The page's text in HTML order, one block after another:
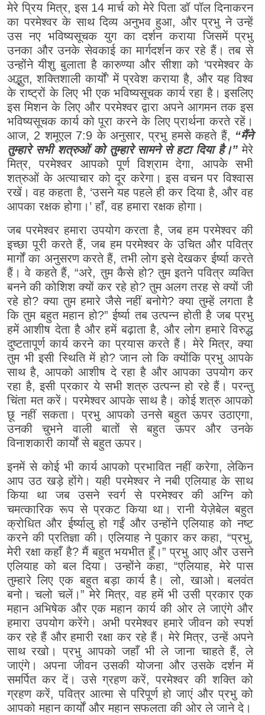
मेरे प्रिय मित्र, इस 14 मार्च को मेरे पिता डॉ पॉल दिनाकरन
का परमेश्वर के साथ दिव्य अनुभव हुआ, और प्रभु ने उन्हें
उस नए भविष्यसूचक युग का दर्शन कराया जिसमें प्रभु
उनका और उनके सेवकाई का मार्गदर्शन कर रहे हैं। तब से
उन्होंने यीशु बुलाता है कारुण्या और सीशा को ‘परमेश्वर के
अद्भुत, शक्तिशाली कार्यों’ में प्रवेश कराया है, और यह विश्व
के राष्ट्रों के लिए भी एक भविष्यसूचक कार्य रहा है। इसलिए
इस मिशन के लिए और परमेश्वर द्वारा अपने आगमन तक इस
भविष्यसूचक कार्य को पूरा करने के लिए प्रार्थना करते रहें।
आज, 2 शमूएल 7:9 के अनुसार, प्रभु हमसे कहते हैं, “मैंने
तुम्हारे सभी शत्रुओं को तुम्हारे सामने से हटा दिया है।” मेरे
मित्र, परमेश्वर आपको पूर्ण विश्राम देगा, आपके सभी
शत्रुओं के अत्याचार को दूर करेगा। इस वचन पर विश्वास
रखें। वह कहता है, ‘उसने यह पहले ही कर दिया है, और वह
आपका रक्षक होगा।’ हाँ, वह हमारा रक्षक होगा।
जब परमेश्वर हमारा उपयोग करता है, जब हम परमेश्वर की
इच्छा पूरी करते हैं, जब हम परमेश्वर के उचित और पवित्र
मार्गों का अनुसरण करते हैं, तभी लोग इसे देखकर ईर्ष्या करते
हैं। वे कहते हैं, “अरे, तुम कैसे हो? तुम इतने पवित्र व्यक्ति
बनने की कोशिश क्यों कर रहे हो? तुम अलग तरह से क्यों जी
रहे हो? क्या तुम हमारे जैसे नहीं बनोगे? क्या तुम्हें लगता है
कि तुम बहुत महान हो?” ईर्ष्या तब उत्पन्न होती है जब प्रभु
हमें आशीष देता है और हमें बढ़ाता है, और लोग हमारे विरुद्ध
दुष्टतापूर्ण कार्य करने का प्रयास करते हैं। मेरे मित्र, क्या
तुम भी इसी स्थिति में हो? जान लो कि क्योंकि प्रभु आपके
साथ है, आपको आशीष दे रहा है और आपका उपयोग कर
रहा है, इसी प्रकार ये सभी शत्रु उत्पन्न हो रहे हैं। परन्तु
चिंता मत करें। परमेश्वर आपके साथ है। कोई शत्रु आपको
छू नहीं सकता। प्रभु आपको उनसे बहुत ऊपर उठाएगा,
उनकी चुभने वाली बातों से बहुत ऊपर और उनके
विनाशकारी कार्यों से बहुत ऊपर।
इनमें से कोई भी कार्य आपको प्रभावित नहीं करेगा, लेकिन
आप उठ खड़े होंगे। यही परमेश्वर ने नबी एलियाह के साथ
किया था जब उसने स्वर्ग से परमेश्वर की अग्नि को
चमत्कारिक रूप से प्रकट किया था। रानी येज़ेबेल बहुत
क्रोधित और ईर्ष्यालु हो गईं और उन्होंने एलियाह को नष्ट
करने की प्रतिज्ञा की। एलियाह ने पुकार कर कहा, “प्रभु,
मेरी रक्षा कहाँ है? मैं बहुत भयभीत हूँ।” प्रभु आए और उसने
एलियाह को बल दिया। उन्होंने कहा, “एलियाह, मेरे पास
तुम्हारे लिए एक बहुत बड़ा कार्य है। लो, खाओ। बलवंत
बनो। चलो चलें।” मेरे मित्र, वह हमें भी उसी प्रकार एक
महान अभिषेक और एक महान कार्य की ओर ले जाएंगे और
हमारा उपयोग करेंगे। अभी परमेश्वर हमारे जीवन को स्पर्श
कर रहे हैं और हमारी रक्षा कर रहे हैं। मेरे मित्र, उन्हें अपने
साथ रखो। प्रभु आपको जहाँ भी ले जाना चाहते हैं, ले
जाएंगे। अपना जीवन उसकी योजना और उसके दर्शन में
समर्पित कर दें। उसे ग्रहण करें, परमेश्वर की शक्ति को
ग्रहण करें, पवित्र आत्मा से परिपूर्ण हो जाएं और प्रभु को
आपको महान कार्यों और महान सफलता की ओर ले जाने दे।